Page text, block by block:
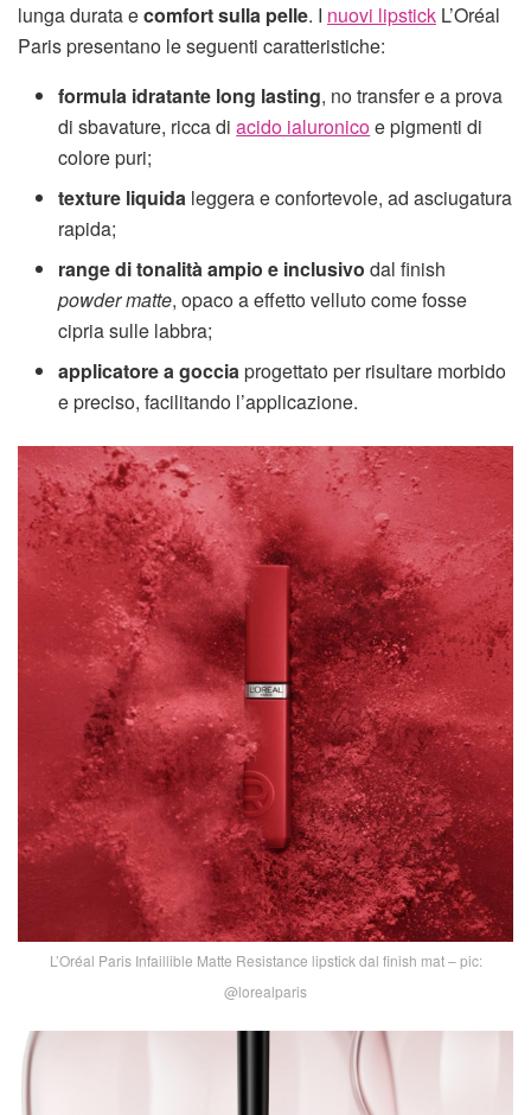
lunga durata ecomfort sulla pelle. I nuovi lipstick L’Oréal
Paris presentano le seguenti caratteristiche:
formula idratante long lasting, no transfer e a prova
di sbavature, ricca diacido ialuronicoe pigmenti di
colore puri;
texture liquida leggera e confortevole, ad asciugatura
rapida;
range di tonalità ampio e inclusivodal finish
powder matte, opaco a effetto velluto come fosse
cipria sulle labbra;
applicatore a gocciaprogettato per risultare morbido
e preciso, facilitando l’applicazione.
L’Oréal Paris Infaillible Matte Resistance lipstick dal finish mat – pic:
@lorealparis